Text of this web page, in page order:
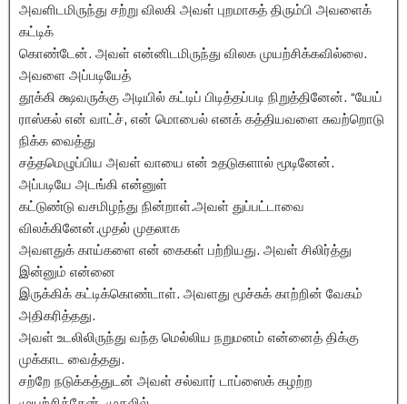
அவளிடமிருந்து சற்று விலகி அவள் புறமாகத் திரும்பி அவளைக்
கட்டிக்
கொண்டேன். அவள் என்னிடமிருந்து விலக முயற்சிக்கவில்லை.
அவளை அப்படியேத்
தூக்கி க்ஷவருக்கு அடியில் கட்டிப் பிடித்தப்படி நிறுத்தினேன். “யேய்
ராஸ்கல் என் வாட்ச், என் மொபைல் எனக் கத்தியவளை சுவற்றொடு
நிக்க வைத்து
சத்தமெழுப்பிய அவள் வாயை என் உதடுகளால் மூடினேன்.
அப்படியே அடங்கி என்னுள்
கட்டுண்டு வசமிழந்து நின்றாள்.அவள் துப்பட்டாவை
விலக்கினேன்.முதல் முதலாக
அவளதுக் காய்களை என் கைகள் பற்றியது. அவள் சிலிர்த்து
இன்னும் என்னை
இருக்கிக் கட்டிக்கொண்டாள். அவளது மூச்சுக் காற்றின் வேகம்
அதிகரித்தது.
அவள் உடலிலிருந்து வந்த மெல்லிய நறுமனம் என்னைத் திக்கு
முக்காட வைத்தது.
சற்றே நடுக்கத்துடன் அவள் சல்வார் டாப்ஸைக் கழற்ற